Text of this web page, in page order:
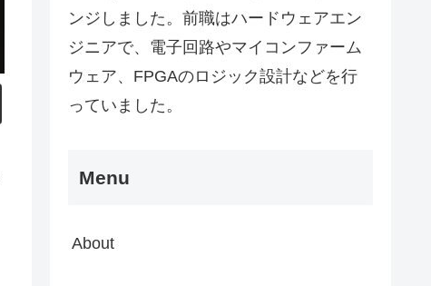
ンジしました。前職はハードウェアエン
ジニアで、電子回路やマイコンファーム
ウェア、FPGAのロジック設計などを行
っていました。
Menu
About